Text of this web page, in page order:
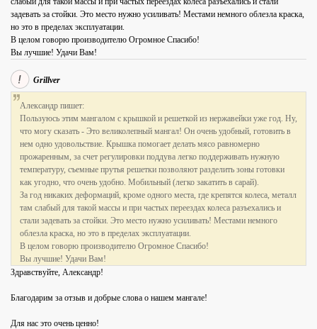
задевать за стойки. Это место нужно усиливать! Местами немного облезла краска,
но это в пределах эксплуатации.
В целом говорю производителю Огромное Спасибо!
Вы лучшие! Удачи Вам!
Grillver
Александр пишет:
Пользуюсь этим мангалом с крышкой и решеткой из нержавейки уже год. Ну,
что могу сказать - Это великолепный мангал! Он очень удобный, готовить в
нем одно удовольствие. Крышка помогает делать мясо равномерно
прожаренным, за счет регулировки поддува легко поддерживать нужную
температуру, съемные прутья решетки позволяют разделить зоны готовки
как угодно, что очень удобно. Мобильный (легко закатить в сарай).
За год никаких деформаций, кроме одного места, где крепятся колеса, металл
там слабый для такой массы и при частых переездах колеса разъехались и
стали задевать за стойки. Это место нужно усиливать! Местами немного
облезла краска, но это в пределах эксплуатации.
В целом говорю производителю Огромное Спасибо!
Вы лучшие! Удачи Вам!
Здравствуйте, Александр!
Благодарим за отзыв и добрые слова о нашем мангале!
Для нас это очень ценно!